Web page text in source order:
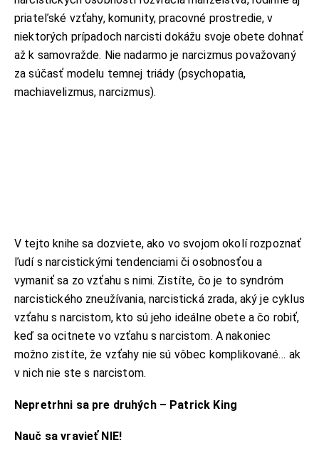
priateľské vzťahy, komunity, pracovné prostredie, v
niektorých prípadoch narcisti dokážu svoje obete dohnať
až k samovražde. Nie nadarmo je narcizmus považovaný
za súčasť modelu temnej triády (psychopatia,
machiavelizmus, narcizmus).
V tejto knihe sa dozviete, ako vo svojom okolí rozpoznať
ľudí s narcistickými tendenciami či osobnosťou a
vymaniť sa zo vzťahu s nimi. Zistíte, čo je to syndróm
narcistického zneužívania, narcistická zrada, aký je cyklus
vzťahu s narcistom, kto sú jeho ideálne obete a čo robiť,
keď sa ocitnete vo vzťahu s narcistom. A nakoniec
možno zistíte, že vzťahy nie sú vôbec komplikované… ak
v nich nie ste s narcistom.
Nepretrhni sa pre druhých – Patrick King
Nauč sa vravieť NIE!